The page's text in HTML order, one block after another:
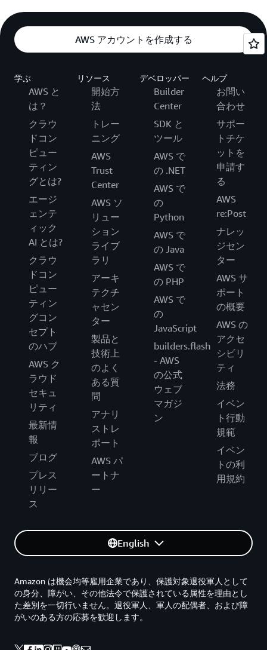
AWS アカウントを作成する
学ぶ
AWS と
は？
クラウ
ドコン
ピュー
ティン
グとは?
エージ
ェンテ
ィック
AI とは?
クラウ
ドコン
ピュー
ティン
グコン
セプト
のハブ
AWS ク
ラウド
セキュ
リティ
最新情
報
ブログ
プレス
リリー
ス
リソース
開始方
法
トレー
ニング
AWS
Trust
Center
AWS ソ
リュー
ション
ライブ
ラリ
アーキ
テクチ
ャセン
ター
製品と
技術上
のよく
ある質
問
アナリ
ストレ
ポート
AWS パ
ートナ
ー
デベロッパー
Builder
Center
SDK と
ツール
AWS で
の .NET
AWS で
の
Python
AWS で
の Java
AWS で
の PHP
AWS で
の
JavaScript
builders.flash
- AWS
の公式
ウェブ
マガジ
ン
ヘルプ
お問い
合わせ
サポー
トチケ
ットを
申請す
る
AWS
re:Post
ナレッ
ジセン
ター
AWS サ
ポート
の概要
AWS の
アクセ
シビリ
ティ
法務
イベン
ト行動
規範
イベン
トの利
用規約
English
Amazon は機会均等雇用企業であり、保護対象退役軍人として
の身分、障がい、その他法令で保護されている属性を理由とし
た差別を一切行いません。退役軍人、軍人の配偶者、および障
がいのある方の応募を歓迎します。